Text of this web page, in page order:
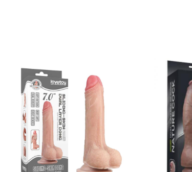
vận động.
hiệu quả.
tôi vô cùng hài lòng và tự tin hơn trong đời